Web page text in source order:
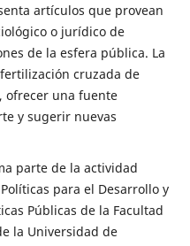
artículos que provean
o jurídico de
de la esfera pública. La
cruzada de
ofrecer una fuente
y sugerir nuevas
parte de la actividad
para el Desarrollo y
Públicas de la Facultad
la Universidad de